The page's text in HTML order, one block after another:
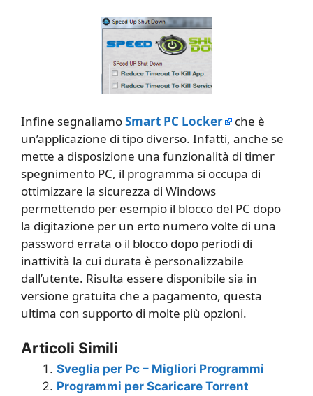
Infine segnaliamoSmart PC Locker
che è
un’applicazione di tipo diverso. Infatti, anche se
mette a disposizione una funzionalità di timer
spegnimento PC, il programma si occupa di
ottimizzare la sicurezza di Windows
permettendo per esempio il blocco del PC dopo
la digitazione per un erto numero volte di una
password errata o il blocco dopo periodi di
inattività la cui durata è personalizzabile
dall’utente. Risulta essere disponibile sia in
versione gratuita che a pagamento, questa
ultima con supporto di molte più opzioni.
Articoli Simili
Sveglia per Pc – Migliori Programmi
Programmi per Scaricare Torrent